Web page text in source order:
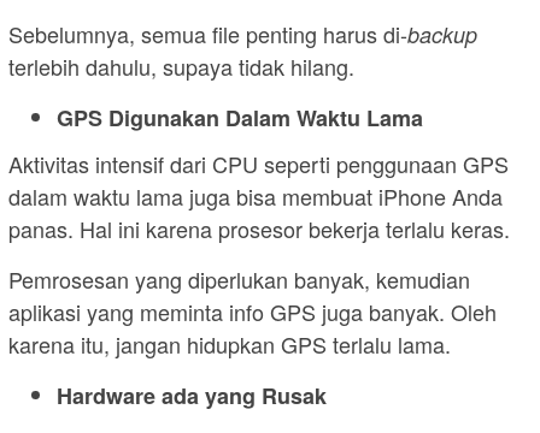
Sebelumnya, semua file penting harus di-backup
terlebih dahulu, supaya tidak hilang.
GPS Digunakan Dalam Waktu Lama
Aktivitas intensif dari CPU seperti penggunaan GPS
dalam waktu lama juga bisa membuat iPhone Anda
panas. Hal ini karena prosesor bekerja terlalu keras.
Pemrosesan yang diperlukan banyak, kemudian
aplikasi yang meminta info GPS juga banyak. Oleh
karena itu, jangan hidupkan GPS terlalu lama.
Hardware ada yang Rusak